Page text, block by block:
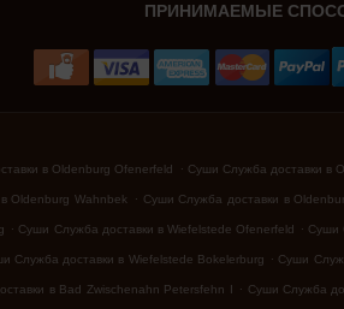
ПРИНИМАЕМЫЕ
в Oldenburg Ofenerfeld Суши Служба доставки в
Oldenburg Wahnbek Суши Служба доставки в
Суши Служба доставки в Wiefelstede Ofenerfeld Суши
Служба доставки в Wiefelstede Bokelerburg Суши
в Bad Zwischenahn Petersfehn I Суши Служба